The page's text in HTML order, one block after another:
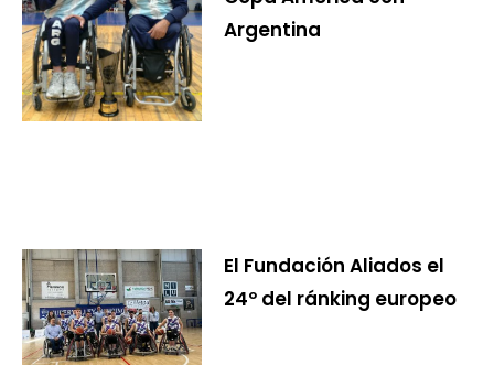
Argentina
El Fundación Aliados el
24º del ránking europeo